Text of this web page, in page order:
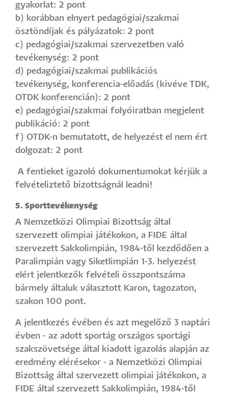
gyakorlat: 2 pont
b) korábban elnyert pedagógiai/szakmai
ösztöndíjak és pályázatok: 2 pont
c) pedagógiai/szakmai szervezetben való
tevékenység: 2 pont
d) pedagógiai/szakmai publikációs
tevékenység, konferencia-előadás (kivéve TDK,
OTDK konferencián): 2 pont
e) pedagógiai/szakmai folyóiratban megjelent
publikáció: 2 pont
f) OTDK-n bemutatott, de helyezést el nem ért
dolgozat: 2 pont
A fentieket igazoló dokumentumokat kérjük a
felvételiztető bizottságnál leadni!
5. Sporttevékenység
A Nemzetközi Olimpiai Bizottság által
szervezett olimpiai játékokon, a FIDE által
szervezett Sakkolimpián, 1984-től kezdődően a
Paralimpián vagy Siketlimpián 1-3. helyezést
elért jelentkezők felvételi összpontszáma
bármely általuk választott Karon, tagozaton,
szakon 100 pont.
A jelentkezés évében és azt megelőző 3 naptári
évben - az adott sportág országos sportági
szakszövetsége által kiadott igazolás alapján az
eredmény elérésekor - a Nemzetközi Olimpiai
Bizottság által szervezett olimpiai játékokon, a
FIDE által szervezett Sakkolimpián, 1984-től